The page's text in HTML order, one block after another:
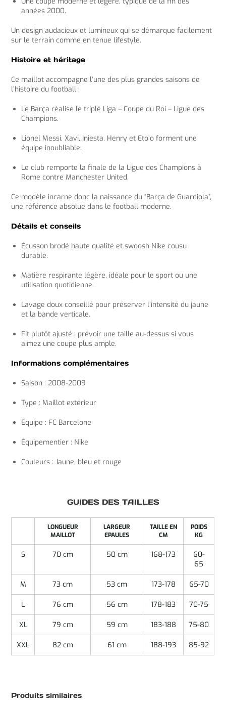
années 2000.
Un design audacieux et lumineux qui se démarque facilement
sur le terrain comme en tenue lifestyle.
Histoire et héritage
Ce maillot accompagne l’une des plus grandes saisons de
l’histoire du football :
Le Barça réalise le triplé Liga – Coupe du Roi – Ligue des
Champions.
Lionel Messi, Xavi, Iniesta, Henry et Eto’o forment une
équipe inoubliable.
Le club remporte la finale de la Ligue des Champions à
Rome contre Manchester United.
Ce modèle incarne donc la naissance du “Barça de Guardiola”,
une référence absolue dans le football moderne.
Détails et conseils
Écusson brodé haute qualité et swoosh Nike cousu
durable.
Matière respirante légère, idéale pour le sport ou une
utilisation quotidienne.
Lavage doux conseillé pour préserver l’intensité du jaune
et la bande verticale.
Fit plutôt ajusté : prévoir une taille au-dessus si vous
aimez une coupe plus ample.
Informations complémentaires
Saison : 2008-2009
Type : Maillot extérieur
Équipe : FC Barcelone
Équipementier : Nike
Couleurs : Jaune, bleu et rouge
GUIDES DES TAILLES
LONGUEUR
MAILLOT
LARGEUR
EPAULES
TAILLE EN
CM
POIDS
KG
S 70 cm 50 cm 168-173
60-
65
M 73 cm 53 cm 173-178 65-70
L 76 cm 56 cm 178-183 70-75
XL 79 cm 59 cm 183-188 75-80
XXL 82 cm 61 cm 188-193 85-92
Produits similaires